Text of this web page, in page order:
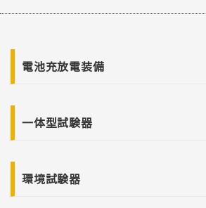
電池充放電装備
一体型試験器
環境試験器